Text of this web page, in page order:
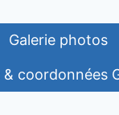
Galerie photos
coordonnées